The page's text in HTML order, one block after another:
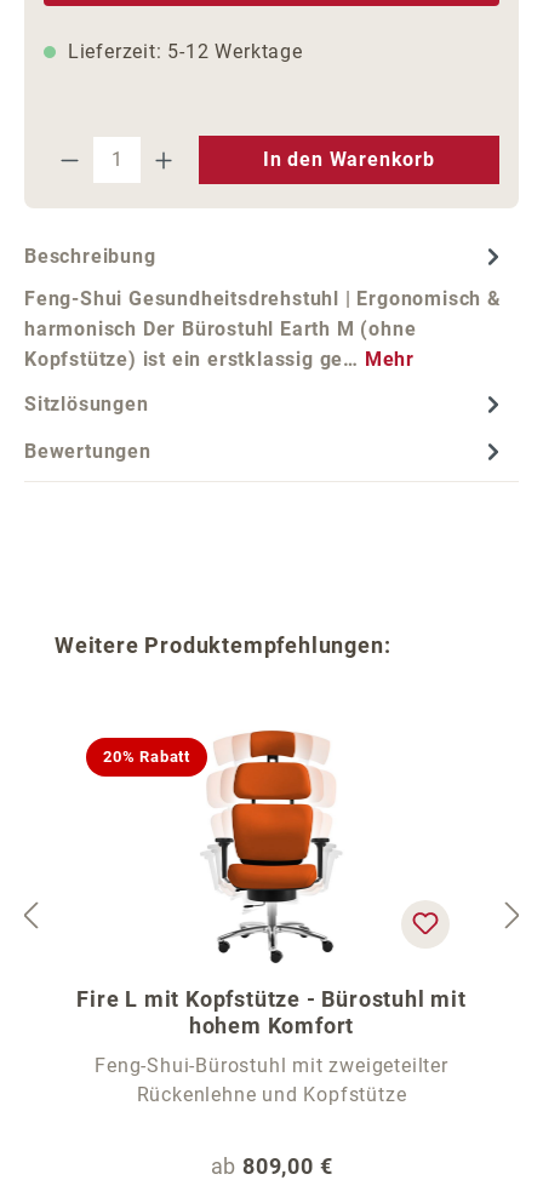
Lieferzeit: 5-12 Werktage
Produkt Anzahl: Gib den
In den Warenkorb
Beschreibung
Feng-Shui Gesundheitsdrehstuhl | Ergonomisch &
harmonisch Der Bürostuhl Earth M (ohne
Kopfstütze) ist ein erstklassig ge… Mehr
Sitzlösungen
Bewertungen
Produktgalerie überspringen
Weitere Produktempfehlungen:
20% Rabatt
Fire L mit Kopfstütze - Bürostuhl mit
hohem Komfort
Feng-Shui-Bürostuhl mit zweigeteilter
Rückenlehne und Kopfstütze
Regulärer Preis:
ab 809,00 €